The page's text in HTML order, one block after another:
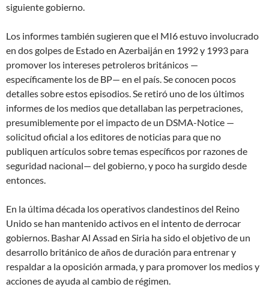
siguiente gobierno.
Los informes también sugieren que el MI6 estuvo involucrado
en dos golpes de Estado en Azerbaiján en 1992 y 1993 para
promover los intereses petroleros británicos —
específicamente los de BP— en el país. Se conocen pocos
detalles sobre estos episodios. Se retiró uno de los últimos
informes de los medios que detallaban las perpetraciones,
presumiblemente por el impacto de un DSMA-Notice —
solicitud oficial a los editores de noticias para que no
publiquen artículos sobre temas específicos por razones de
seguridad nacional— del gobierno, y poco ha surgido desde
entonces.
En la última década los operativos clandestinos del Reino
Unido se han mantenido activos en el intento de derrocar
gobiernos. Bashar Al Assad en Siria ha sido el objetivo de un
desarrollo británico de años de duración para entrenar y
respaldar a la oposición armada, y para promover los medios y
acciones de ayuda al cambio de régimen.